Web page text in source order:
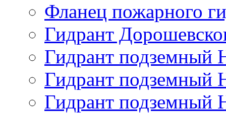
Фланец пожарного
Гидрант
Гидрант подземный
Гидрант подземный
Гидрант подземный